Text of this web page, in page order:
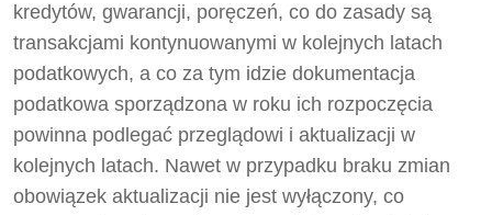
kredytów, gwarancji, poręczeń, co do zasady są
transakcjami kontynuowanymi w kolejnych latach
podatkowych, a co za tym idzie dokumentacja
podatkowa sporządzona w roku ich rozpoczęcia
powinna podlegać przeglądowi i aktualizacji w
kolejnych latach. Nawet w przypadku braku zmian
obowiązek aktualizacji nie jest wyłączony, co